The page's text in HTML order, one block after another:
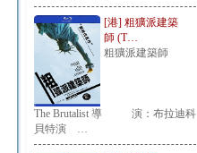
[港] 粗獷派建築
師 (T…
粗獷派建築師
The Brutalist 導 演：布拉迪科
貝特演 …